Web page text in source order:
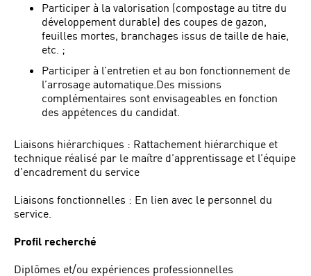
Participer à la valorisation (compostage au titre du
développement durable) des coupes de gazon,
feuilles mortes, branchages issus de taille de haie,
etc. ;
Participer à l’entretien et au bon fonctionnement de
l’arrosage automatique.Des missions
complémentaires sont envisageables en fonction
des appétences du candidat.
Liaisons hiérarchiques : Rattachement hiérarchique et
technique réalisé par le maître d’apprentissage et l’équipe
d’encadrement du service
Liaisons fonctionnelles : En lien avec le personnel du
service.
Profil recherché
Diplômes et/ou expériences professionnelles